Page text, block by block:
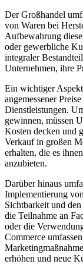
Der Großhandel
von Waren bei
Aufbewahrung
oder gewerbliche
integraler
Unternehmen, ihre
Ein wichtiger
angemessener
Dienstleistungen.
gewinnen, müssen
Kosten decken und
Verkauf in großen
erhalten, die es
anzubieten.
Darüber hinaus
Implementierung
Sichtbarkeit und
die Teilnahme an
oder die
Commerce
erhöhen und neue